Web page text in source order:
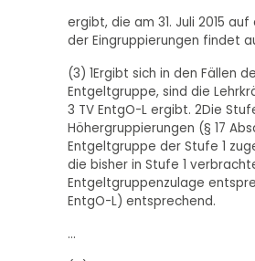
ergibt, die am 31. Juli 2015
der Eingruppierungen findet
(3) 1Ergibt sich in den Fällen
Entgeltgruppe, sind die
3 TV EntgO-L ergibt. 2Die
Höhergruppierungen (§ 17
Entgeltgruppe der Stufe 1
die bisher in Stufe 1
Entgeltgruppenzulage
EntgO-L) entsprechend.
...